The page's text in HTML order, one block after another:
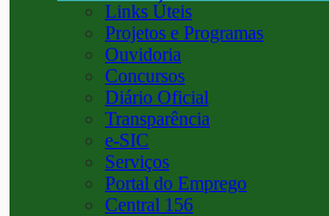
Links Úteis
Projetos e Programas
Ouvidoria
Concursos
Diário Oficial
Transparência
e-SIC
Serviços
Portal do Emprego
Central 156